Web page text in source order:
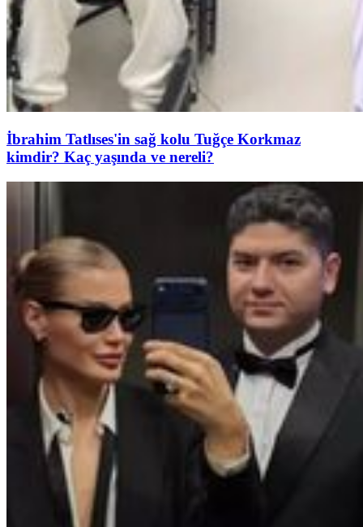
İbrahim Tatlıses'in sağ kolu Tuğçe Korkmaz
kimdir? Kaç yaşında ve nereli?